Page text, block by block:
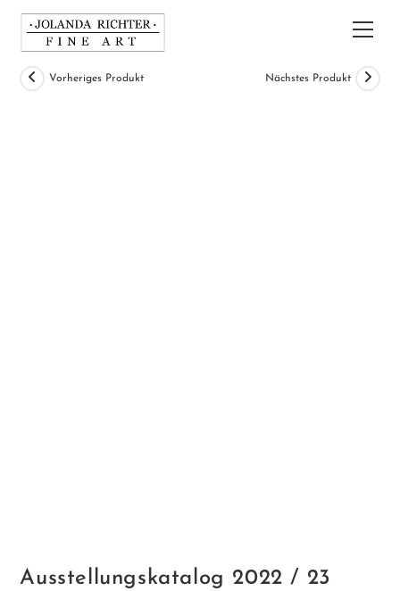
Inhalt
springen
Vorheriges Produkt Nächstes Produkt
Ausstellungskatalog 2022 / 23